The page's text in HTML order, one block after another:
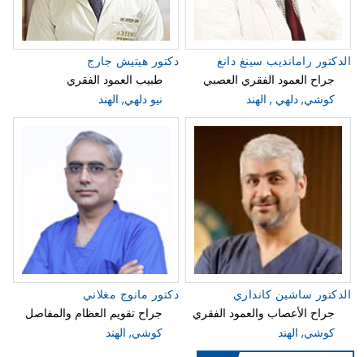
دكتور هيتيش جارج
طبيب العمود الفقري
نيو دلهي, الهند
الدكتور رامانديب سينغ دانغ
جراح العمود الفقري العصبي
كوشي, دلهي , الهند
دكتور مانوج مغلاني
جراح تقويم العظام والمفاصل
كوشي, الهند
الدكتور ساشين كانداري
جراح الأعصاب والعمود الفقري
كوشي, الهند